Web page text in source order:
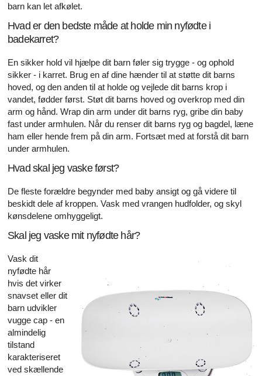
barn kan let afkølet.
Hvad er den bedste måde at holde min nyfødte i
badekarret?
En sikker hold vil hjælpe dit barn føler sig trygge - og ophold
sikker - i karret. Brug en af ​​dine hænder til at støtte dit barns
hoved, og den anden til at holde og vejlede dit barns krop i
vandet, fødder først. Støt dit barns hoved og overkrop med din
arm og hånd. Wrap din arm under dit barns ryg, gribe din baby
fast under armhulen. Når du renser dit barns ryg og bagdel, læne
ham eller hende frem på din arm. Fortsæt med at forstå dit barn
under armhulen.
Hvad skal jeg vaske først?
De fleste forældre begynder med baby ansigt og gå videre til
beskidt dele af kroppen. Vask med vrangen hudfolder, og skyl
kønsdelene omhyggeligt.
Skal jeg vaske mit nyfødte hår?
Vask dit
nyfødte hår
hvis det virker
snavset eller dit
barn udvikler
vugge cap - en
almindelig
tilstand
karakteriseret
ved skællende